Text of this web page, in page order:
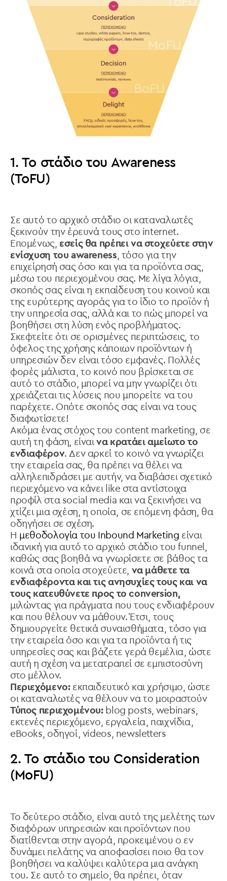
1. Το στάδιο τoυ Awareness
(ToFU)
Σε αυτό το αρχικό στάδιο οι καταναλωτές
ξεκινούν την έρευνά τους στο internet.
Επομένως, εσείς θα πρέπει να στοχεύετε στην
ενίσχυση του awareness, τόσο για την
επιχείρησή σας όσο και για τα προϊόντα σας,
μέσω του περιεχομένου σας. Με λίγα λόγια,
σκοπός σας είναι η εκπαίδευση του κοινού και
της ευρύτερης αγοράς για το ίδιο το προϊόν ή
την υπηρεσία σας, αλλά και το πώς μπορεί να
βοηθήσει στη λύση ενός προβλήματος.
Σκεφτείτε ότι σε ορισμένες περιπτώσεις, το
όφελος της χρήσης κάποιων προϊόντων ή
υπηρεσιών δεν είναι τόσο εμφανές. Πολλές
φορές μάλιστα, το κοινό που βρίσκεται σε
αυτό το στάδιο, μπορεί να μην γνωρίζει ότι
χρειάζεται τις λύσεις που μπορείτε να του
παρέχετε. Οπότε σκοπός σας είναι να τους
διαφωτίσετε!
Ακόμα ένας στόχος του content marketing, σε
αυτή τη φάση, είναινα κρατάει αμείωτο το
ενδιαφέρον. Δεν αρκεί το κοινό να γνωρίζει
την εταιρεία σας, θα πρέπει να θέλει να
αλληλεπιδράσει με αυτήν, να διαβάσει σχετικό
περιεχόμενο να κάνει like στα αντίστοιχα
προφίλ στα social media και να ξεκινήσει να
χτίζει μια σχέση, η οποία, σε επόμενη φάση, θα
οδηγήσει σε σχέση.
Η μεθοδολογία του Inbound Marketing είναι
ιδανική για αυτό το αρχικό στάδιο του funnel,
καθώς σας βοηθά να γνωρίσετε σε βάθος τα
κοινά στα οποία στοχεύετε, να μάθετε τα
ενδιαφέροντα και τις ανησυχίες τους και να
τους κατευθύνετε προς το conversion,
μιλώντας για πράγματα που τους ενδιαφέρουν
και που θέλουν να μάθουν. Έτσι, τους
δημιουργείτε θετικά συναισθήματα, τόσο για
την εταιρεία όσο και για τα προϊόντα ή τις
υπηρεσίες σας και βάζετε γερά θεμέλια, ώστε
αυτή η σχέση να μετατραπεί σε εμπιστοσύνη
στο μέλλον.
Περιεχόμενο:εκπαιδευτικό και χρήσιμο, ώστε
οι καταναλωτές να θέλουν να το μοιραστούν
Τύπος περιεχομένου:blog posts, webinars,
εκτενές περιεχόμενο, εργαλεία, παιχνίδια,
eBooks, οδηγοί, videos, newsletters
2. Το στάδιο του Consideration
(MoFU)
To δεύτερο στάδιο, είναι αυτό της μελέτης των
διαφόρων υπηρεσιών και προϊόντων που
διατίθενται στην αγορά, προκειμένου ο εν
δυνάμει πελάτης να αποφασίσει ποιο θα τον
βοηθήσει να καλύψει καλύτερα μια ανάγκη
του. Σε αυτό το σημείο, θα πρέπει, όταν